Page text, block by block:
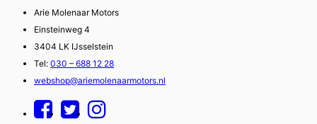
Arie Molenaar Motors
Einsteinweg 4
3404 LK IJsselstein
Tel: 030 – 688 12 28
webshop@ariemolenaarmotors.nl